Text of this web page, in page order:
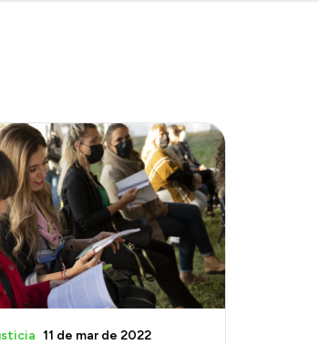
11 de mar de 2022